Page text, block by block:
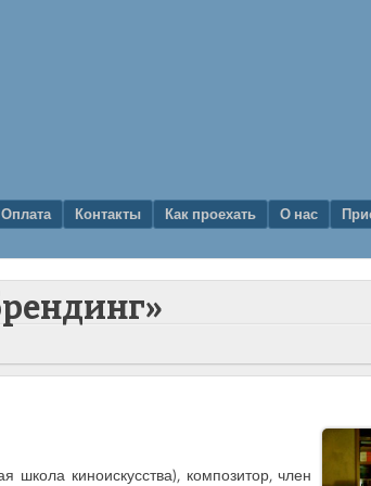
Оплата Контакты Как проехать О нас
киноискусства), композитор, член